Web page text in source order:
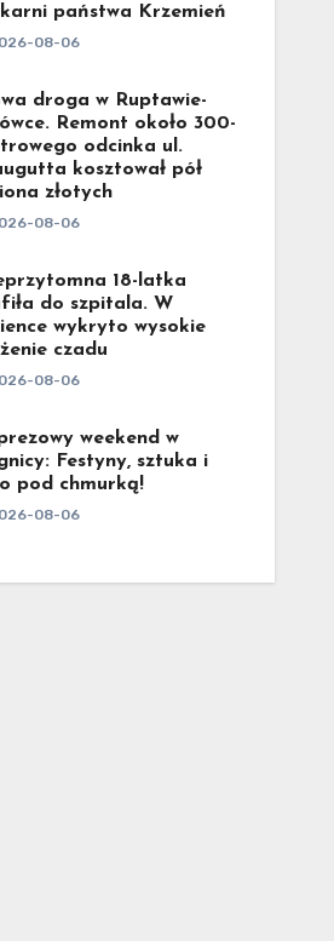
państwa Krzemień
08-06
droga w Ruptawie-
Remont około 300-
odcinka ul.
kosztował pół
złotych
08-06
18-latka
do szpitala. W
wykryto wysokie
czadu
08-06
weekend w
Festyny, sztuka i
pod chmurką!
08-06